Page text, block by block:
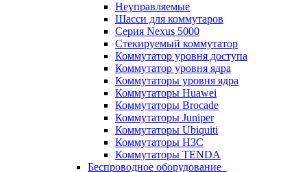
Неуправляемые
Шасси для коммутаров
Серия Nexus 5000
Стекируемый коммутатор
Коммутатор уровня доступа
Коммутатор уровня ядра
Коммутаторы уровня ядра
Коммутаторы Huawei
Коммутаторы Brocade
Коммутаторы Juniper
Коммутаторы Ubiquiti
Коммутаторы H3C
Коммутаторы TENDA
Беспроводное оборудование